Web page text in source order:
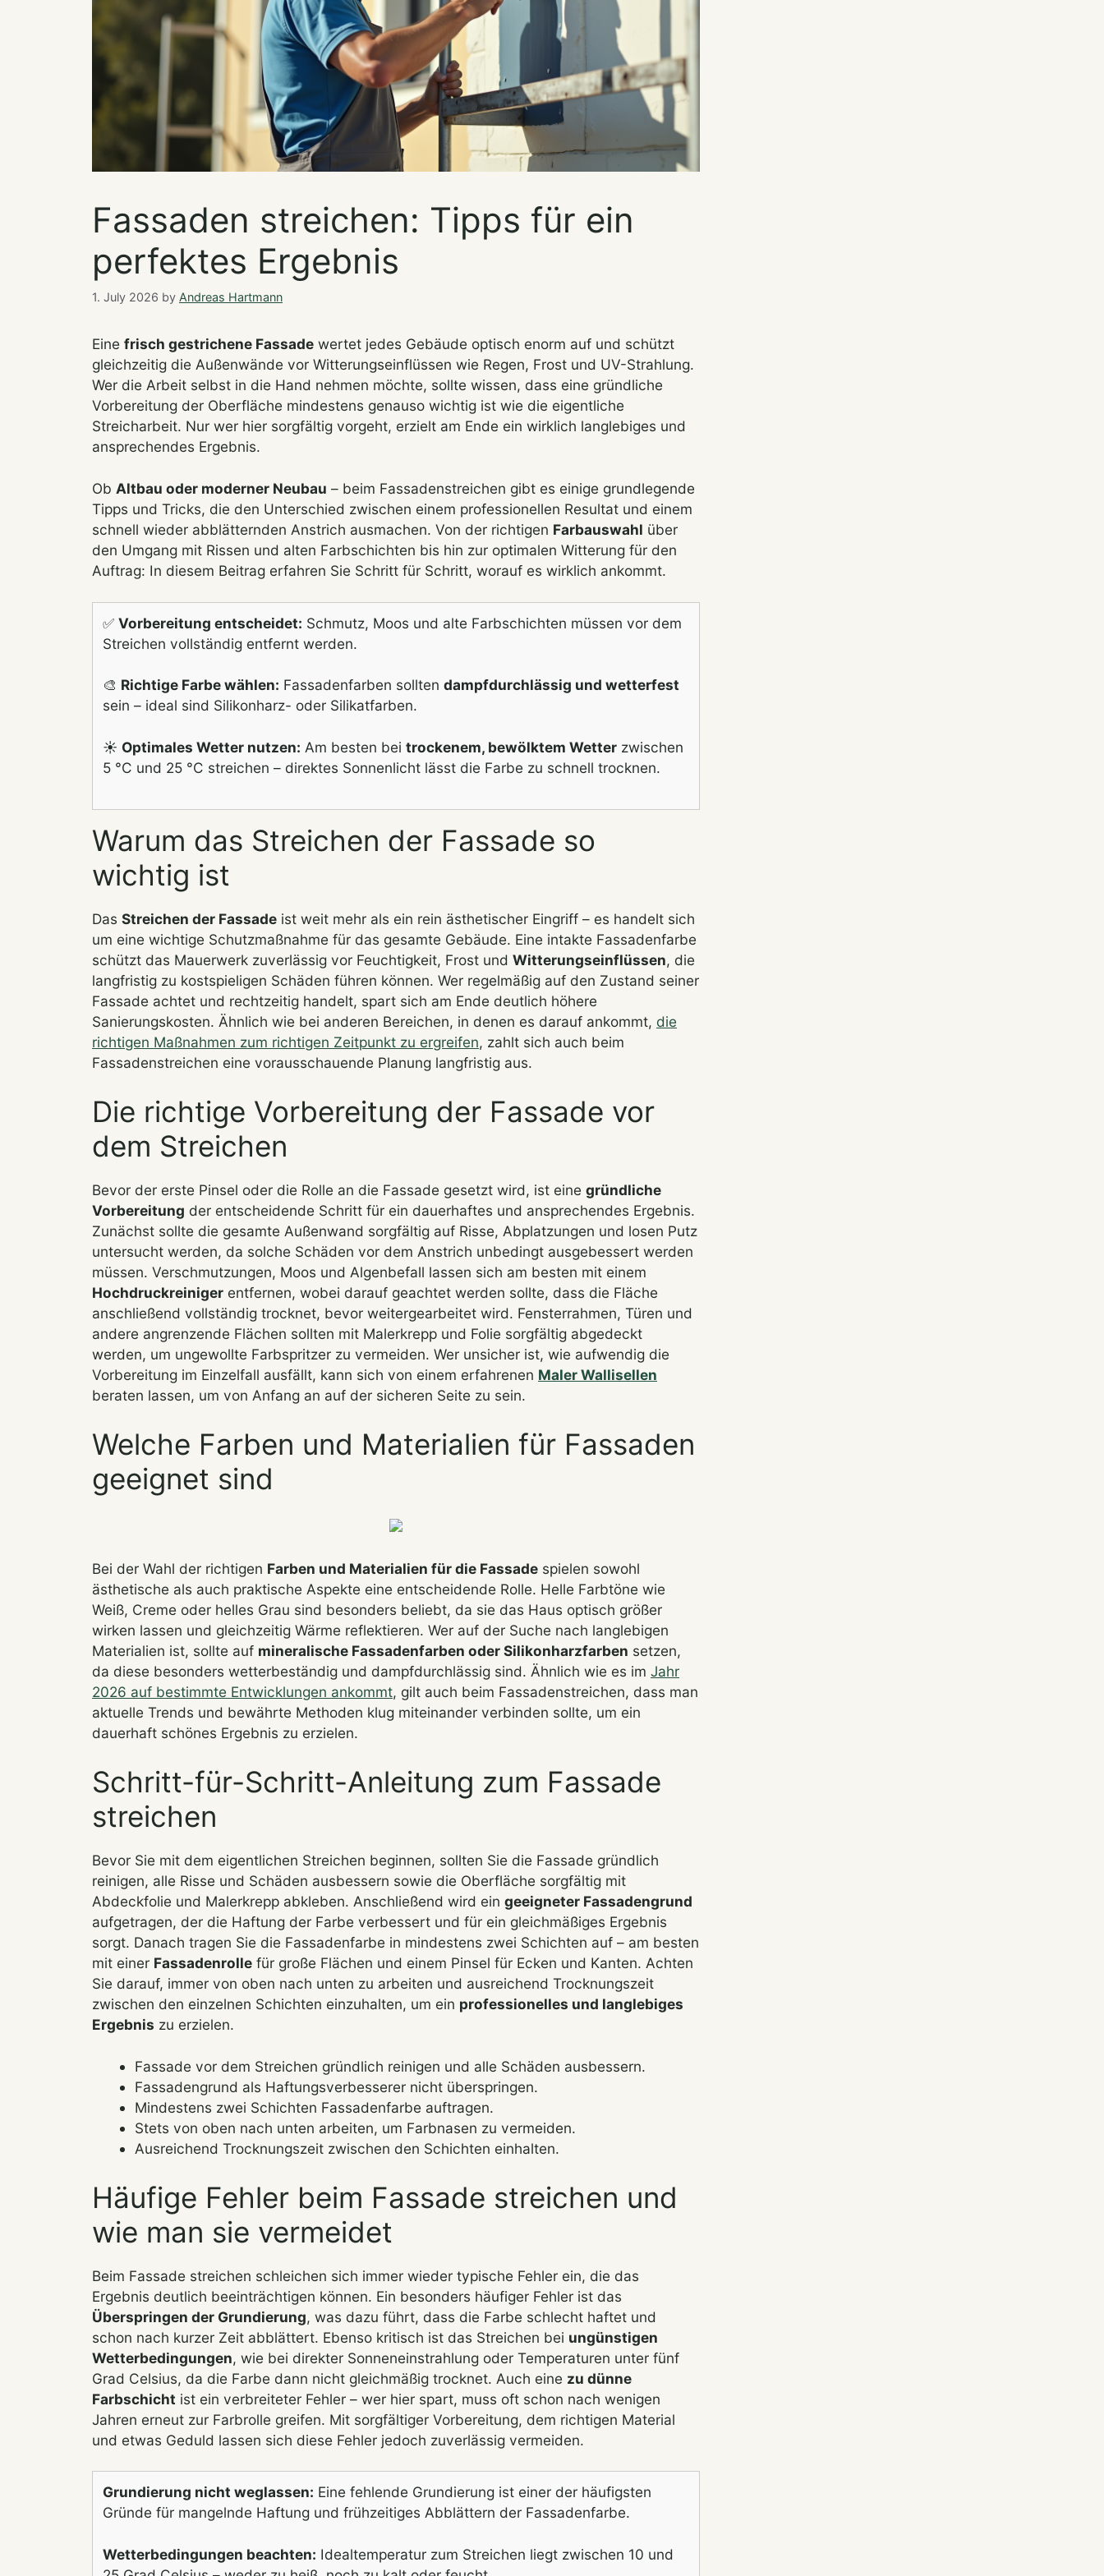
Fassaden streichen: Tipps für ein
perfektes Ergebnis
1. July 2026 by Andreas Hartmann
Eine frisch gestrichene Fassade wertet jedes Gebäude optisch enorm auf und schützt
gleichzeitig die Außenwände vor Witterungseinflüssen wie Regen, Frost und UV-Strahlung.
Wer die Arbeit selbst in die Hand nehmen möchte, sollte wissen, dass eine gründliche
Vorbereitung der Oberfläche mindestens genauso wichtig ist wie die eigentliche
Streicharbeit. Nur wer hier sorgfältig vorgeht, erzielt am Ende ein wirklich langlebiges und
ansprechendes Ergebnis.
Ob Altbau oder moderner Neubau – beim Fassadenstreichen gibt es einige grundlegende
Tipps und Tricks, die den Unterschied zwischen einem professionellen Resultat und einem
schnell wieder abblätternden Anstrich ausmachen. Von der richtigen Farbauswahl über
den Umgang mit Rissen und alten Farbschichten bis hin zur optimalen Witterung für den
Auftrag: In diesem Beitrag erfahren Sie Schritt für Schritt, worauf es wirklich ankommt.
✅ Vorbereitung entscheidet: Schmutz, Moos und alte Farbschichten müssen vor dem
Streichen vollständig entfernt werden.
🎨 Richtige Farbe wählen: Fassadenfarben sollten dampfdurchlässig und wetterfest
sein – ideal sind Silikonharz- oder Silikatfarben.
☀️ Optimales Wetter nutzen: Am besten bei trockenem, bewölktem Wetter zwischen
5 °C und 25 °C streichen – direktes Sonnenlicht lässt die Farbe zu schnell trocknen.
Warum das Streichen der Fassade so
wichtig ist
Das Streichen der Fassade ist weit mehr als ein rein ästhetischer Eingriff – es handelt sich
um eine wichtige Schutzmaßnahme für das gesamte Gebäude. Eine intakte Fassadenfarbe
schützt das Mauerwerk zuverlässig vor Feuchtigkeit, Frost und Witterungseinflüssen, die
langfristig zu kostspieligen Schäden führen können. Wer regelmäßig auf den Zustand seiner
Fassade achtet und rechtzeitig handelt, spart sich am Ende deutlich höhere
Sanierungskosten. Ähnlich wie bei anderen Bereichen, in denen es darauf ankommt, die
richtigen Maßnahmen zum richtigen Zeitpunkt zu ergreifen, zahlt sich auch beim
Fassadenstreichen eine vorausschauende Planung langfristig aus.
Die richtige Vorbereitung der Fassade vor
dem Streichen
Bevor der erste Pinsel oder die Rolle an die Fassade gesetzt wird, ist eine gründliche
Vorbereitung der entscheidende Schritt für ein dauerhaftes und ansprechendes Ergebnis.
Zunächst sollte die gesamte Außenwand sorgfältig auf Risse, Abplatzungen und losen Putz
untersucht werden, da solche Schäden vor dem Anstrich unbedingt ausgebessert werden
müssen. Verschmutzungen, Moos und Algenbefall lassen sich am besten mit einem
Hochdruckreiniger entfernen, wobei darauf geachtet werden sollte, dass die Fläche
anschließend vollständig trocknet, bevor weitergearbeitet wird. Fensterrahmen, Türen und
andere angrenzende Flächen sollten mit Malerkrepp und Folie sorgfältig abgedeckt
werden, um ungewollte Farbspritzer zu vermeiden. Wer unsicher ist, wie aufwendig die
Vorbereitung im Einzelfall ausfällt, kann sich von einem erfahrenen Maler Wallisellen
beraten lassen, um von Anfang an auf der sicheren Seite zu sein.
Welche Farben und Materialien für Fassaden
geeignet sind
Bei der Wahl der richtigen Farben und Materialien für die Fassade spielen sowohl
ästhetische als auch praktische Aspekte eine entscheidende Rolle. Helle Farbtöne wie
Weiß, Creme oder helles Grau sind besonders beliebt, da sie das Haus optisch größer
wirken lassen und gleichzeitig Wärme reflektieren. Wer auf der Suche nach langlebigen
Materialien ist, sollte auf mineralische Fassadenfarben oder Silikonharzfarben setzen,
da diese besonders wetterbeständig und dampfdurchlässig sind. Ähnlich wie es im Jahr
2026 auf bestimmte Entwicklungen ankommt, gilt auch beim Fassadenstreichen, dass man
aktuelle Trends und bewährte Methoden klug miteinander verbinden sollte, um ein
dauerhaft schönes Ergebnis zu erzielen.
Schritt-für-Schritt-Anleitung zum Fassade
streichen
Bevor Sie mit dem eigentlichen Streichen beginnen, sollten Sie die Fassade gründlich
reinigen, alle Risse und Schäden ausbessern sowie die Oberfläche sorgfältig mit
Abdeckfolie und Malerkrepp abkleben. Anschließend wird ein geeigneter Fassadengrund
aufgetragen, der die Haftung der Farbe verbessert und für ein gleichmäßiges Ergebnis
sorgt. Danach tragen Sie die Fassadenfarbe in mindestens zwei Schichten auf – am besten
mit einer Fassadenrolle für große Flächen und einem Pinsel für Ecken und Kanten. Achten
Sie darauf, immer von oben nach unten zu arbeiten und ausreichend Trocknungszeit
zwischen den einzelnen Schichten einzuhalten, um ein professionelles und langlebiges
Ergebnis zu erzielen.
Fassade vor dem Streichen gründlich reinigen und alle Schäden ausbessern.
Fassadengrund als Haftungsverbesserer nicht überspringen.
Mindestens zwei Schichten Fassadenfarbe auftragen.
Stets von oben nach unten arbeiten, um Farbnasen zu vermeiden.
Ausreichend Trocknungszeit zwischen den Schichten einhalten.
Häufige Fehler beim Fassade streichen und
wie man sie vermeidet
Beim Fassade streichen schleichen sich immer wieder typische Fehler ein, die das
Ergebnis deutlich beeinträchtigen können. Ein besonders häufiger Fehler ist das
Überspringen der Grundierung, was dazu führt, dass die Farbe schlecht haftet und
schon nach kurzer Zeit abblättert. Ebenso kritisch ist das Streichen bei ungünstigen
Wetterbedingungen, wie bei direkter Sonneneinstrahlung oder Temperaturen unter fünf
Grad Celsius, da die Farbe dann nicht gleichmäßig trocknet. Auch eine zu dünne
Farbschicht ist ein verbreiteter Fehler – wer hier spart, muss oft schon nach wenigen
Jahren erneut zur Farbrolle greifen. Mit sorgfältiger Vorbereitung, dem richtigen Material
und etwas Geduld lassen sich diese Fehler jedoch zuverlässig vermeiden.
Grundierung nicht weglassen: Eine fehlende Grundierung ist einer der häufigsten
Gründe für mangelnde Haftung und frühzeitiges Abblättern der Fassadenfarbe.
Wetterbedingungen beachten: Idealtemperatur zum Streichen liegt zwischen 10 und